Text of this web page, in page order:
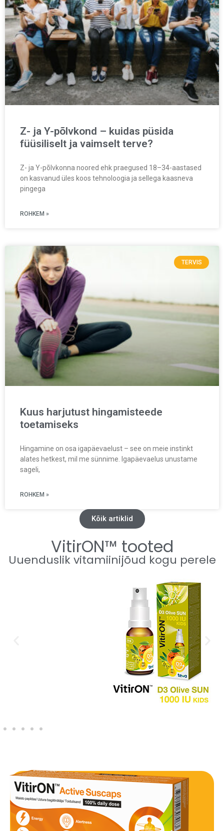
Z- ja Y-põlvkond – kuidas püsida
füüsiliselt ja vaimselt terve?
Z- ja Y-põlvkonna noored ehk praegused 18–34-aastased
on kasvanud üles koos tehnoloogia ja sellega kaasneva
pingega
ROHKEM »
TERVIS
Kuus harjutust hingamisteede
toetamiseks
Hingamine on osa igapäevaelust – see on meie instinkt
alates hetkest, mil me sünnime. Igapäevaelus unustame
sageli,
ROHKEM »
Kõik artiklid
VitirON™ tooted
Uuenduslik vitamiinijõud kogu perele